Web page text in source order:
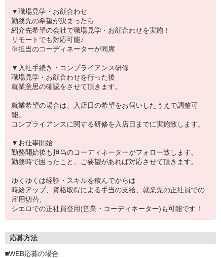
▼職場見学・お顔合わせ
勤務先の希望が決まったら
紹介先希望の会社で職場見学・お顔合わせを実施！
リモートでも対応可能♪
※担当のコーディネーターが同席
▼入社手続き・コンプライアンス研修
職場見学・お顔合わせを行った後
就業意思の確認をさせて頂きます。
就業希望の場合は、入店日の希望をお伺いしたうえで調整可
能。
コンプライアンスに関する研修を入店日までに実施致します。
▼お仕事開始
勤務開始後も担当のコーディネーターがフォロー致します。
勤務時で困ったこと、ご要望があれば対応させて頂きます。
ゆくゆくは経験・スキルを積んでからは
時給アップ、資格取得による手当の支給、就業先の正社員での
雇用切替、
シエロでの正社員登用(営業・コーディネーター)も可能です！
応募方法
■WEB応募の場合